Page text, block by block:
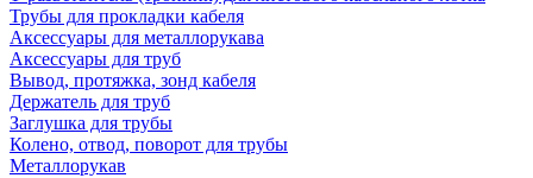
Трубы для прокладки кабеля
Аксессуары для металлорукава
Аксессуары для труб
Вывод, протяжка, зонд кабеля
Держатель для труб
Заглушка для трубы
Колено, отвод, поворот для трубы
Металлорукав